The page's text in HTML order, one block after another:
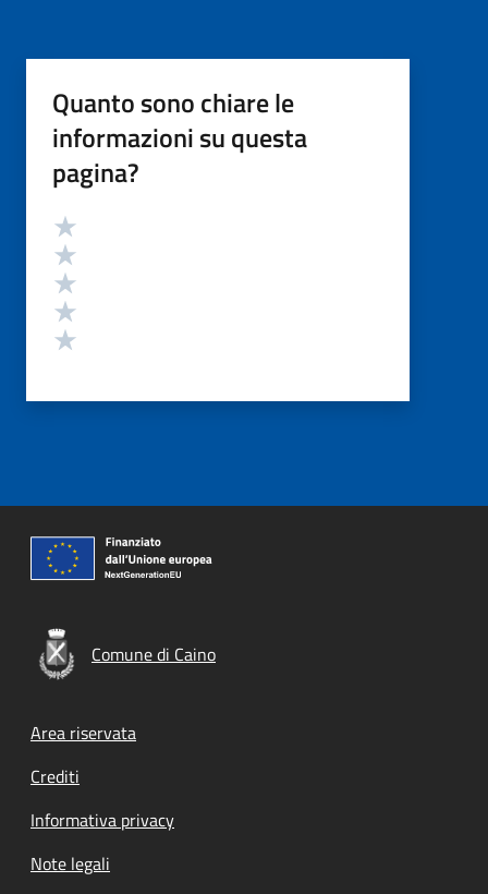
Quanto sono chiare le
informazioni su questa
pagina?
Valutazione
Comune di Caino
Footer menu
Area riservata
Crediti
Informativa privacy
Note legali